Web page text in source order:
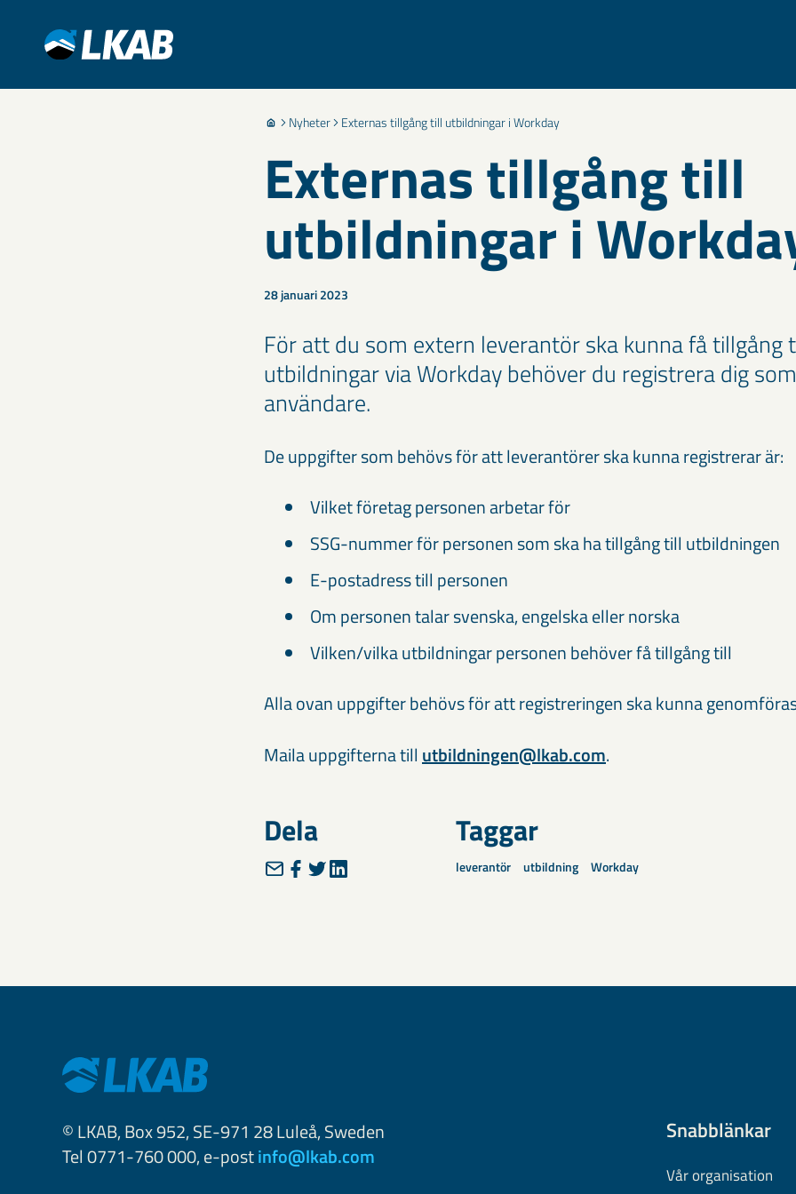
Nyheter Externas tillgång till utbildningar i Workday
Externas tillgång till
utbildningar i
28 januari 2023
För att du som extern leverantör ska kunna få tillgång
utbildningar via Workday behöver du registrera dig
användare.
De uppgifter som behövs för att leverantörer ska kunna registrerar är:
Vilket företag personen arbetar för
SSG-nummer för personen som ska ha tillgång till utbildningen
E-postadress till personen
Om personen talar svenska, engelska eller norska
Vilken/vilka utbildningar personen behöver få tillgång till
Alla ovan uppgifter behövs för att registreringen ska kunna
Maila uppgifterna till utbildningen@lkab.com.
Dela Taggar
leverantör utbildning Workday
© LKAB, Box 952, SE-971 28 Luleå, Sweden
Tel 0771-760 000, e-postinfo@lkab.com
Snabblänkar
Vår organisation